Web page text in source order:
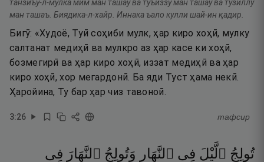
танзиъу-л-мулка мим ман ташау ва туъиззу ман ташау ва тузиллу
ман ташаъ. Биядика-л-хайр. Иннака ъало кулли шай-ин қадир.
Бигӯ: «Худоё, Туӣ соҳиби мулк, ҳар киро хоҳӣ, мулку
салтанат медиҳӣ ва мулкро аз ҳар касе ки хоҳӣ,
бозмегирӣ ва ҳар киро хоҳӣ, иззат медиҳӣ ва ҳар
киро хоҳӣ, хор мегардонӣ. Ба яди Туст ҳама некӣ.
Ҳаройина, Ту бар ҳар чиз тавоноӣ.
3:26 тафсир
تُولِجُ ٱلَّيْلَ فِى ٱلنَّهَارِ وَتُولِجُ ٱلنَّهَارَ فِى